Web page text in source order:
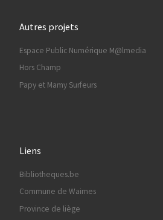
Autres projets
Espace Public Numérique M@lmedia
Hors Champ
Papy et Mamy Surfeurs
Liens
Bibliotheques.be
Commune de Waimes
Province de liège